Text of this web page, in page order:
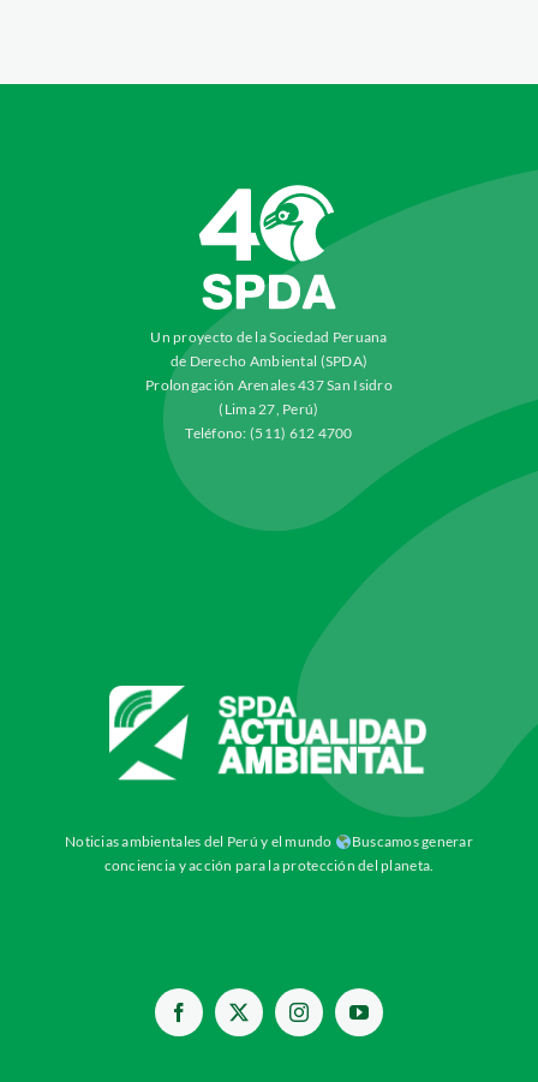
Un proyecto de la Sociedad Peruana
de Derecho Ambiental (SPDA)
Prolongación Arenales 437 San Isidro
(Lima 27, Perú)
Teléfono: (511) 612 4700
Noticias ambientales del Perú y el mundo
Buscamos generar
conciencia y acción para la protección del planeta.